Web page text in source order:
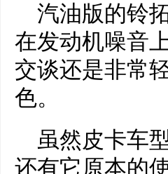
汽油版的铃
在发动机噪音
交谈还是非常
色。
虽然皮卡车
还有它原本的